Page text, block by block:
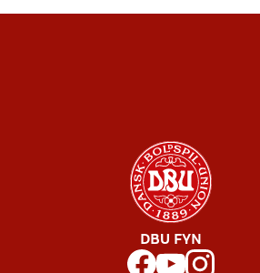
DBU FYN